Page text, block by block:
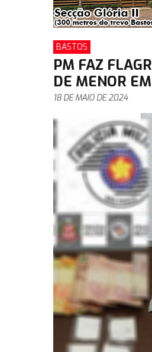
BASTOS
PM FAZ
DE MENOR
18 DE MAIO DE 2024